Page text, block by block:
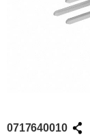
0717640010